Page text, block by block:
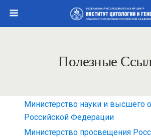
Полезные
Министерство науки и высшего
Российской Федерации
Министерство просвещения